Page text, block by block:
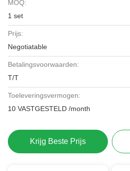
MOQ:
1 set
Prijs:
Negotiatable
Betalingsvoorwaarden:
T/T
Toeleveringsvermogen:
10 VASTGESTELD /month
Krijg Beste Prijs